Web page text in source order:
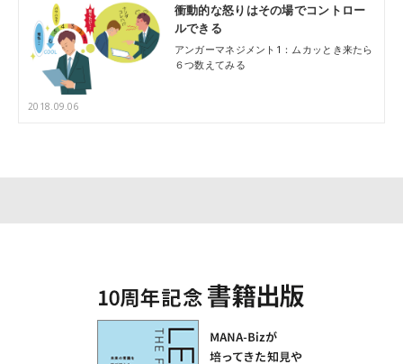
2018.09.06
衝動的な怒りはその場でコントロー
ルできる
アンガーマネジメント1：ムカッとき来たら
６つ数えてみる